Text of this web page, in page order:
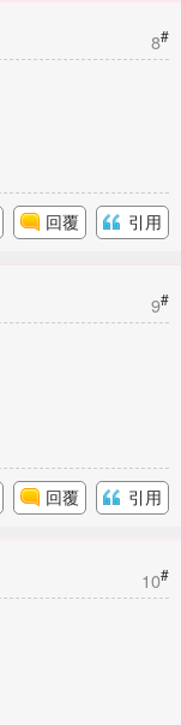
8#
回覆 引用
9#
回覆 引用
10#